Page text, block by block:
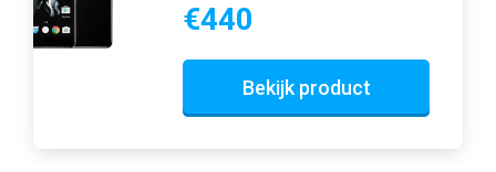
€440
Bekijk product